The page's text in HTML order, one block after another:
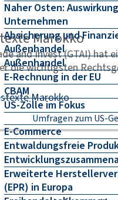
Naher Osten:
Unternehmen
Absicherung und
Außenhandel
Außenhandel
E-Rechnung in der EU
CBAM
US-Zölle im Fokus
Umfragen zum US-
E-Commerce
Entwaldungsfreie
Erweiterte
(EPR) in Europa
Marokko
and Invest (GTAI) hat
die wichtigsten
Marokko